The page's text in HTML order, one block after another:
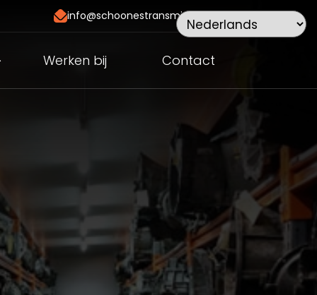
info@schoonestransmissies.nl
Werken bij Contact